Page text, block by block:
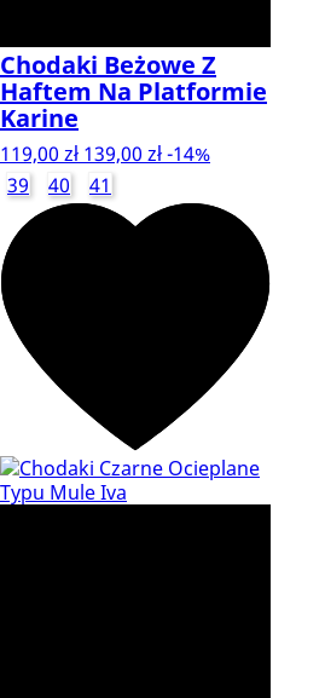
Chodaki Beżowe Z
Haftem Na Platformie
Karine
119,00 zł 139,00 zł-14%
39
40 41